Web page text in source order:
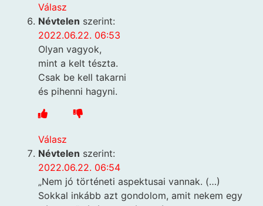
Válasz
Névtelen szerint:
2022.06.22. 06:53
Olyan vagyok,
mint a kelt tészta.
Csak be kell takarni
és pihenni hagyni.
Válasz
Névtelen szerint:
2022.06.22. 06:54
„Nem jó történeti aspektusai vannak. (…)
Sokkal inkább azt gondolom, amit nekem egy